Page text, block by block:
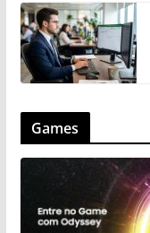
Games